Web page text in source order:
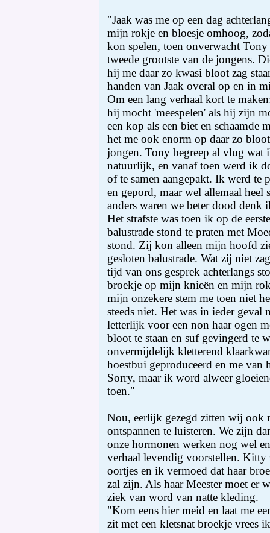
"Jaak was me op een dag
mijn rokje en bloesje omhoog,
kon spelen, toen onverwacht
tweede grootste van de jongens.
hij me daar zo kwasi bloot zag
handen van Jaak overal op en in
Om een lang verhaal kort te
hij mocht 'meespelen' als hij zijn
een kop als een biet en schaamde
het me ook enorm op daar zo
jongen. Tony begreep al vlug
natuurlijk, en vanaf toen werd ik
of te samen aangepakt. Ik werd te
en gepord, maar wel allemaal heel
anders waren we beter dood denk
Het strafste was toen ik op de
balustrade stond te praten met
stond. Zij kon alleen mijn hoofd
gesloten balustrade. Wat zij niet
tijd van ons gesprek achterlangs
broekje op mijn knieën en mijn
mijn onzekere stem me toen niet
steeds niet. Het was in ieder geval
letterlijk voor een non haar ogen
bloot te staan en suf gevingerd te
onvermijdelijk kletterend
hoestbui geproduceerd en me van
Sorry, maar ik word alweer
toen."
Nou, eerlijk gezegd zitten wij ook
ontspannen te luisteren. We zijn
onze hormonen werken nog wel
verhaal levendig voorstellen.
oortjes en ik vermoed dat haar
zal zijn. Als haar Meester moet er
ziek van word van natte kleding.
"Kom eens hier meid en laat me
zit met een kletsnat broekje vrees